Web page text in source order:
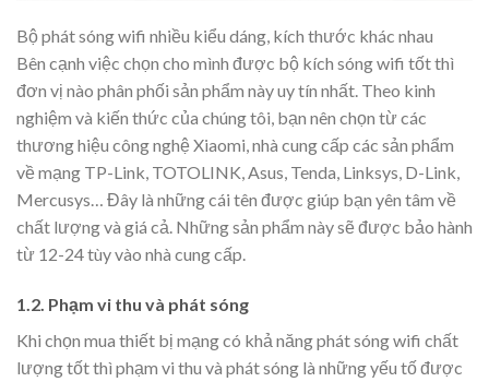
Bộ phát sóng wifi nhiều kiểu dáng, kích thước khác nhau
Bên cạnh việc chọn cho mình được bộ kích sóng wifi tốt thì
đơn vị nào phân phối sản phẩm này uy tín nhất. Theo kinh
nghiệm và kiến thức của chúng tôi, bạn nên chọn từ các
thương hiệu công nghệ Xiaomi, nhà cung cấp các sản phẩm
về mạng TP-Link, TOTOLINK, Asus, Tenda, Linksys, D-Link,
Mercusys… Đây là những cái tên được giúp bạn yên tâm về
chất lượng và giá cả. Những sản phẩm này sẽ được bảo hành
từ 12-24 tùy vào nhà cung cấp.
1.2. Phạm vi thu và phát sóng
Khi chọn mua thiết bị mạng có khả năng phát sóng wifi chất
lượng tốt thì phạm vi thu và phát sóng là những yếu tố được